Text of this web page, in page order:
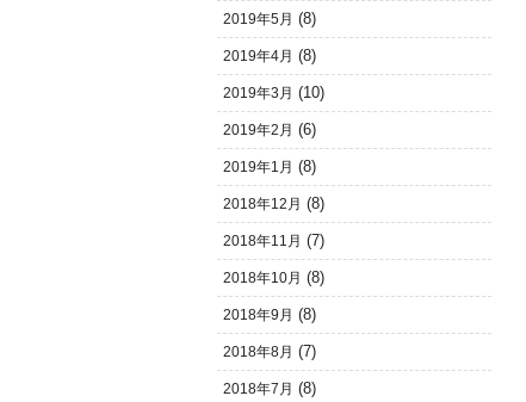
2019年5月 (8)
2019年4月 (8)
2019年3月 (10)
2019年2月 (6)
2019年1月 (8)
2018年12月 (8)
2018年11月 (7)
2018年10月 (8)
2018年9月 (8)
2018年8月 (7)
2018年7月 (8)